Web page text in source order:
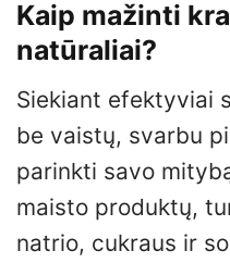
Kaip mažinti
natūraliai?
Siekiant efektyviai
be vaistų, svarbu
parinkti savo
maisto produktų,
natrio, cukraus ir